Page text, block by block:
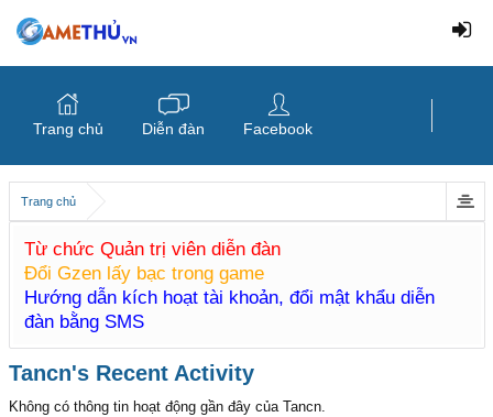
Trang chủ
Từ chức Quản trị viên diễn đàn
Đổi Gzen lấy bạc trong game
Hướng dẫn kích hoạt tài khoản, đổi mật khẩu diễn
đàn bằng SMS
Tancn's Recent Activity
Không có thông tin hoạt động gần đây của Tancn.
Trang chủ Diễn đàn Facebook